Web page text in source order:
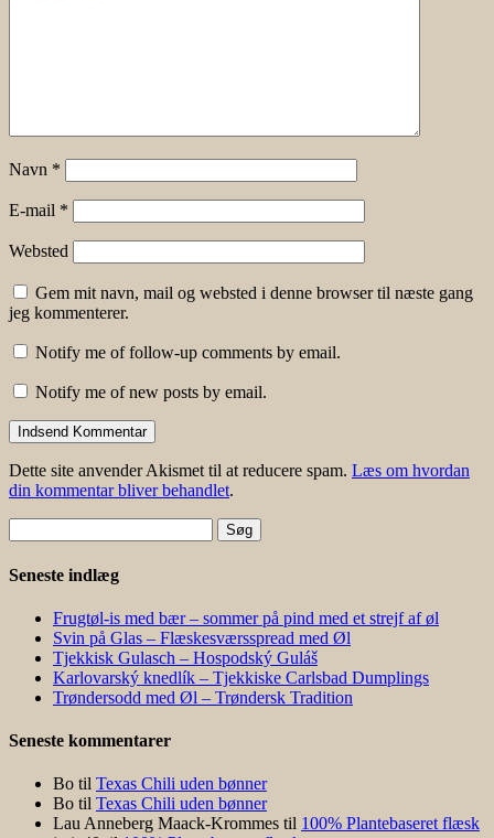
Navn *
E-mail *
Websted
Gem mit navn, mail og websted i denne browser til næste gang
jeg kommenterer.
Notify me of follow-up comments by email.
Notify me of new posts by email.
Dette site anvender Akismet til at reducere spam. Læs om hvordan
din kommentar bliver behandlet.
efter:
Seneste indlæg
Frugtøl-is med bær – sommer på pind med et strejf af øl
Svin på Glas – Flæskesværsspread med Øl
Tjekkisk Gulasch – Hospodský Guláš
Karlovarský knedlík – Tjekkiske Carlsbad Dumplings
Trøndersodd med Øl – Trøndersk Tradition
Seneste kommentarer
Bo til Texas Chili uden bønner
Bo til Texas Chili uden bønner
Lau Anneberg Maack-Krommes til 100% Plantebaseret flæsk